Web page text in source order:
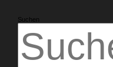
Suchen